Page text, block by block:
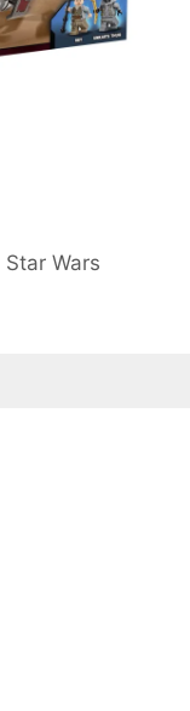
Star Wars